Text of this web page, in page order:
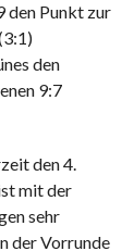
den Punkt zur
den
9:7
den 4.
mit der
sehr
der Vorrunde